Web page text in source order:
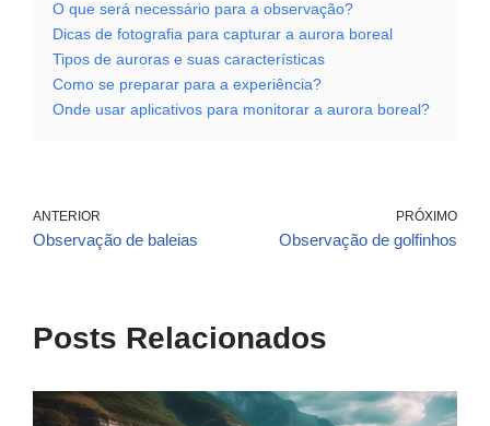
O que será necessário para a observação?
Dicas de fotografia para capturar a aurora boreal
Tipos de auroras e suas características
Como se preparar para a experiência?
Onde usar aplicativos para monitorar a aurora boreal?
ANTERIOR
Observação de baleias
PRÓXIMO
Observação de golfinhos
Posts Relacionados